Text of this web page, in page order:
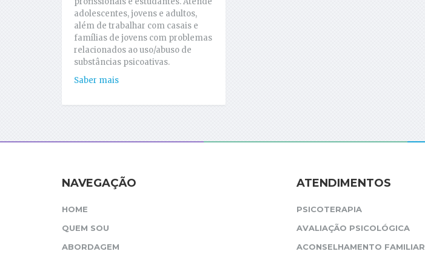
adolescentes, jovens e adultos,
além de trabalhar com casais e
famílias de jovens com problemas
relacionados ao uso/abuso de
substâncias psicoativas.
Saber mais
NAVEGAÇÃO
HOME
QUEM SOU
ABORDAGEM
ATENDIMENTOS
PSICOTERAPIA
AVALIAÇÃO PSICOLÓGICA
ACONSELHAMENTO FAMILIAR